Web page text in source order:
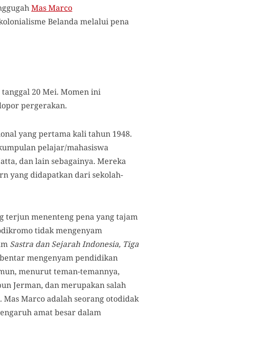
Mas Marco
Belanda melalui pena
20 Mei. Momen ini
pergerakan.
yang pertama kali tahun 1948.
pelajar/mahasiswa
dan lain sebagainya. Mereka
yang didapatkan dari sekolah-
terjun menenteng pena yang tajam
tidak mengenyam
Sastra dan Sejarah Indonesia, Tiga
mengenyam pendidikan
menurut teman-temannya,
Jerman, dan merupakan salah
Marco adalah seorang otodidak
amat besar dalam